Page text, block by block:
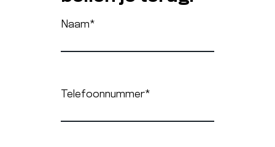
Naam*
Telefoonnummer*